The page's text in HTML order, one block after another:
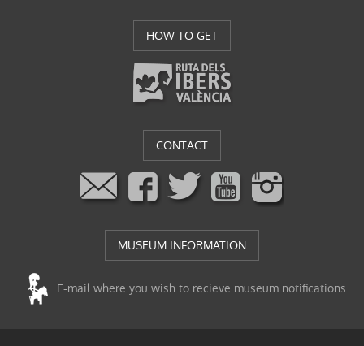
HOW TO GET
CONTACT
MUSEUM INFORMATION
E-mail where you wish to recieve museum notifications